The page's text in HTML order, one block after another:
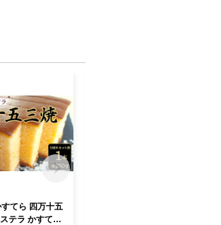
てら 四万十五
テラ かすてら